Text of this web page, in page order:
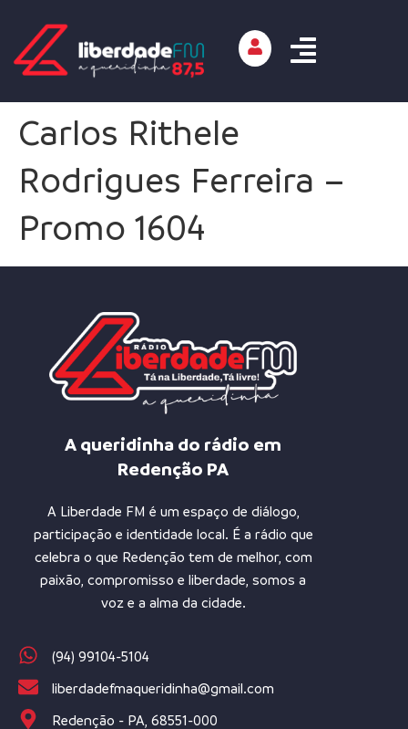
Carlos Rithele
Rodrigues Ferreira –
Promo 1604
A queridinha do rádio em
Redenção PA
A Liberdade FM é um espaço de diálogo,
participação e identidade local. É a rádio que
celebra o que Redenção tem de melhor, com
paixão, compromisso e liberdade, somos a
voz e a alma da cidade.
(94) 99104-5104
liberdadefmaqueridinha@gmail.com
Redenção - PA, 68551-000